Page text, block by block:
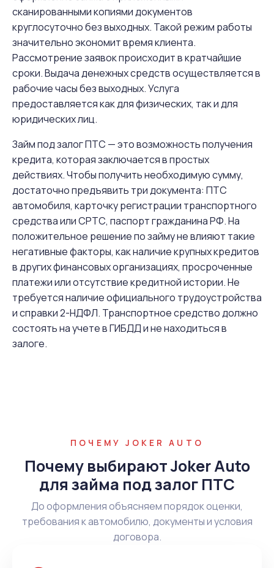
сканированными копиями документов
круглосуточно без выходных. Такой режим работы
значительно экономит время клиента.
Рассмотрение заявок происходит в кратчайшие
сроки. Выдача денежных средств осуществляется в
рабочие часы без выходных. Услуга
предоставляется как для физических, так и для
юридических лиц.
Займ под залог ПТС — это возможность получения
кредита, которая заключается в простых
действиях. Чтобы получить необходимую сумму,
достаточно предъявить три документа: ПТС
автомобиля, карточку регистрации транспортного
средства или СРТС, паспорт гражданина РФ. На
положительное решение по займу не влияют такие
негативные факторы, как наличие крупных кредитов
в других финансовых организациях, просроченные
платежи или отсутствие кредитной истории. Не
требуется наличие официального трудоустройства
и справки 2-НДФЛ. Транспортное средство должно
состоять на учете в ГИБДД и не находиться в
залоге.
ПОЧЕМУ JOKER AUTO
Почему выбирают Joker Auto
для займа под залог ПТС
До оформления объясняем порядок оценки,
требования к автомобилю, документы и условия
договора.